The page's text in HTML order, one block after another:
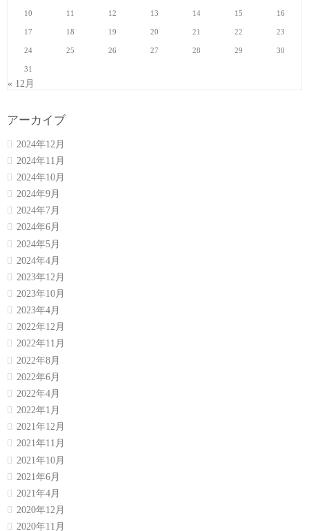
10 11 12 13 14 15 16
17 18 19 20 21 22 23
24 25 26 27 28 29 30
31
« 12月
アーカイブ
2024年12月
2024年11月
2024年10月
2024年9月
2024年7月
2024年6月
2024年5月
2024年4月
2023年12月
2023年10月
2023年4月
2022年12月
2022年11月
2022年8月
2022年6月
2022年4月
2022年1月
2021年12月
2021年11月
2021年10月
2021年6月
2021年4月
2020年12月
2020年11月